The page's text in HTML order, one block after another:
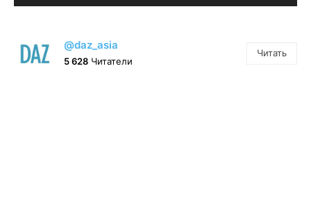
@daz_asia
5 628 Читатели
Читать